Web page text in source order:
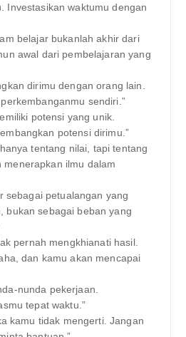
Investasikan waktumu dengan
belajar bukanlah akhir dari
awal dari pembelajaran yang
dirimu dengan orang lain.
sendiri.”
potensi yang unik.
potensi dirimu.”
tentang nilai, tapi tentang
menerapkan ilmu dalam
sebagai petualangan yang
bukan sebagai beban yang
pernah mengkhianati hasil.
dan kamu akan mencapai
nunda pekerjaan.
tepat waktu.”
kamu tidak mengerti. Jangan